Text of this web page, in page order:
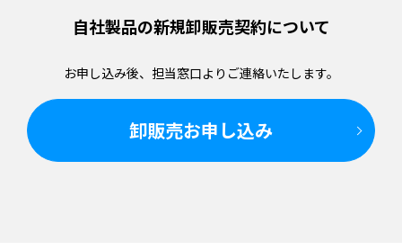
自社製品の新規卸販売契約について
お申し込み後、担当窓口より ご連絡いたします。
卸販売お申し込み